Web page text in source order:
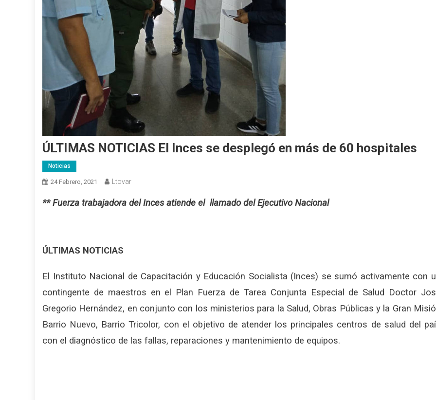
ÚLTIMAS NOTICIAS El Inces se desplegó en más de 60 hospitales
Noticias
24 Febrero, 2021 Ltovar
** Fuerza trabajadora del Inces atiende el llamado del Ejecutivo Nacional
ÚLTIMAS NOTICIAS
El Instituto Nacional de Capacitación y Educación Socialista (Inces) se sumó activamente con
contingente de maestros en el Plan Fuerza de Tarea Conjunta Especial de Salud Doctor
Gregorio Hernández, en conjunto con los ministerios para la Salud, Obras Públicas y la Gran
Barrio Nuevo, Barrio Tricolor, con el objetivo de atender los principales centros de salud del
con el diagnóstico de las fallas, reparaciones y mantenimiento de equipos.